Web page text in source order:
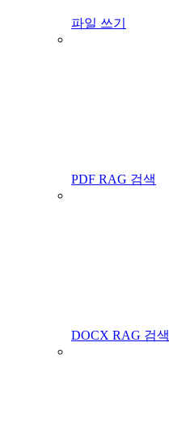
파일 쓰기
PDF RAG 검색
DOCX RAG 검색